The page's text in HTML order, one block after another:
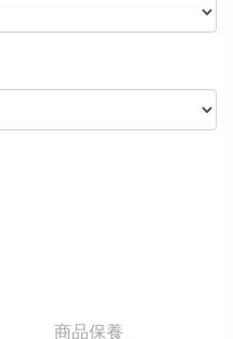
商品保養